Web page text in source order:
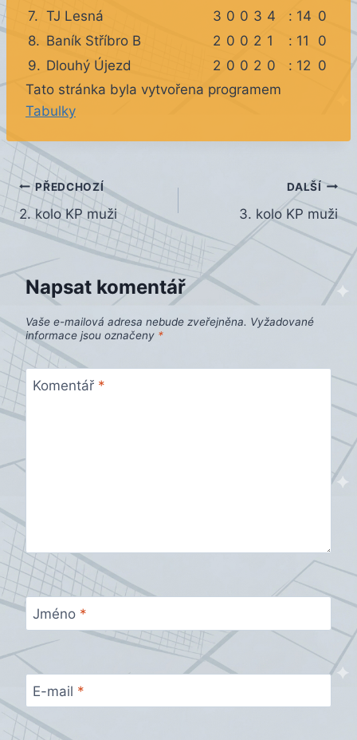
7. TJ Lesná 3 0 0 3 4 : 14 0
8. Baník Stříbro B 2 0 0 2 1 : 11
0
9. Dlouhý Újezd 2 0 0 2 0 : 12 0
Tato stránka byla vytvořena programem
Tabulky
Navigace
pro
příspěvek
PŘEDCHOZÍ
2. kolo KP muži
DALŠÍ
3. kolo KP muži
Napsat komentář
Vaše e-mailová adresa nebude zveřejněna. Vyžadované
informace jsou označeny *
Komentář *
Jméno *
E-mail *